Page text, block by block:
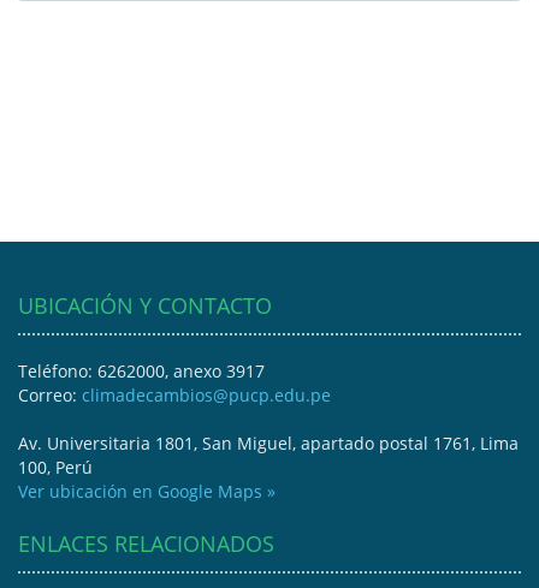
UBICACIÓN Y CONTACTO
Teléfono: 6262000, anexo 3917
Correo: climadecambios@pucp.edu.pe
Av. Universitaria 1801, San Miguel, apartado postal 1761, Lima
100, Perú
Ver ubicación en Google Maps »
ENLACES RELACIONADOS